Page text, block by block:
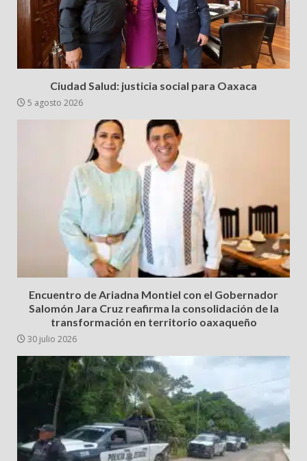
Ciudad Salud: justicia social para Oaxaca
5 agosto 2026
Encuentro de Ariadna Montiel con el Gobernador
Salomón Jara Cruz reafirma la consolidación de la
transformación en territorio oaxaqueño
30 julio 2026